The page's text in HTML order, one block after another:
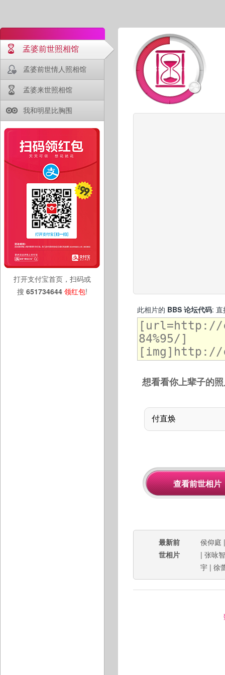
孟婆前世照相馆
孟婆前世情人照相馆
孟婆来世照相馆
我和明星比胸围
打开支付宝首页，扫码或
搜 651734644 领红包!
此相片的 BBS 论坛代码: 直
想看看你上辈子的
最新前
世相片
侯仰庭
| 张咏智
宇 | 徐